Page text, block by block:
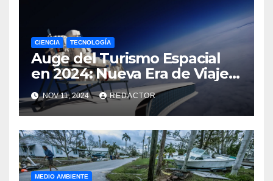
CIENCIA TECNOLOGÍA
Auge del Turismo Espacial
en 2024: Nueva Era de Viajes
Comerciales al Espacio
NOV 11, 2024 REDACTOR
MEDIO AMBIENTE